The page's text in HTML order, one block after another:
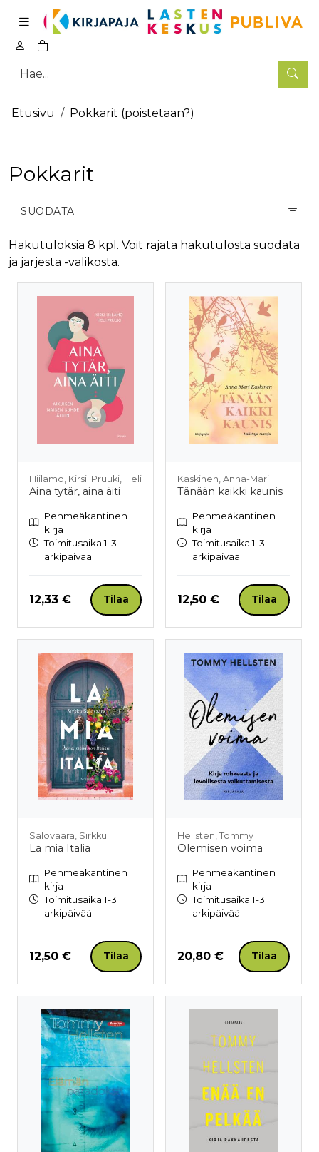
Hae
0
tuotetta ostoskorissa
Pääsisältö
Etusivu Pokkarit (poistetaan?)
Pokkarit
SUODATA
Hakutuloksia 8 kpl. Voit rajata hakutulosta suodata
ja järjestä -valikosta.
Hiilamo, Kirsi; Pruuki, Heli
Aina tytär, aina äiti
Pehmeäkantinen
kirja
Toimitusaika 1-3
arkipäivää
Hinta nyt
12,33 € Tilaa
Kaskinen, Anna-Mari
Tänään kaikki kaunis
Pehmeäkantinen
kirja
Toimitusaika 1-3
arkipäivää
Hinta nyt
12,50 € Tilaa
Salovaara, Sirkku
La mia Italia
Pehmeäkantinen
kirja
Toimitusaika 1-3
arkipäivää
Hinta nyt
12,50 € Tilaa
Hellsten, Tommy
Olemisen voima
Pehmeäkantinen
kirja
Toimitusaika 1-3
arkipäivää
Hinta nyt
20,80 € Tilaa